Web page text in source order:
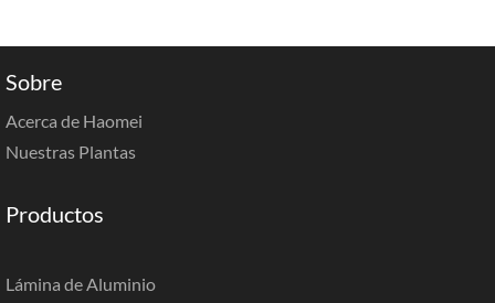
Sobre
Acerca de Haomei
Nuestras Plantas
Productos
Lámina de Aluminio